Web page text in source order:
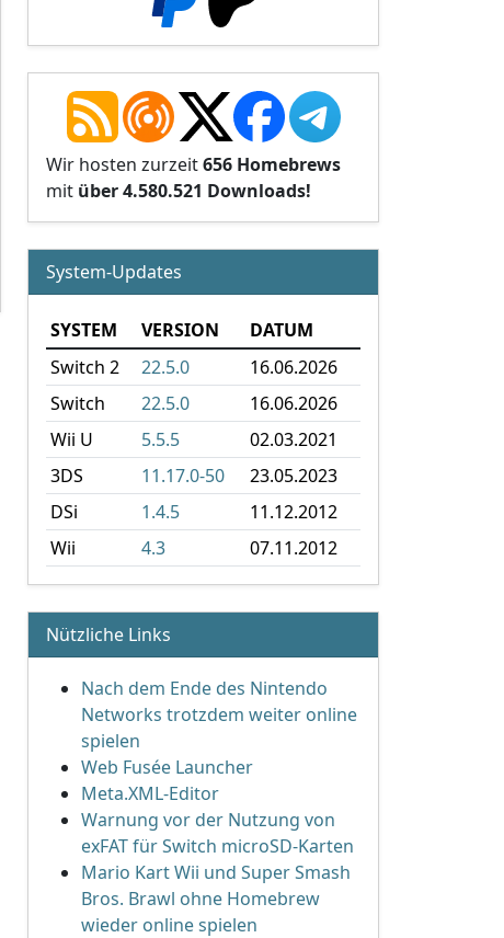
Wir hosten zurzeit656 Homebrews
mit über 4.580.521 Downloads!
System-Updates
SYSTEM VERSION
DATUM
Switch 2
22.5.0
16.06.2026
Switch
22.5.0
16.06.2026
Wii U
5.5.5
02.03.2021
3DS
11.17.0-50
23.05.2023
DSi
1.4.5
11.12.2012
Wii
4.3 07.11.2012
Nützliche Links
Nach dem Ende des Nintendo
Networks trotzdem weiter online
spielen
Web Fusée Launcher
Meta.XML-Editor
Warnung vor der Nutzung von
exFAT für Switch microSD-Karten
Mario Kart Wii und Super Smash
Bros. Brawl ohne Homebrew
wieder online spielen